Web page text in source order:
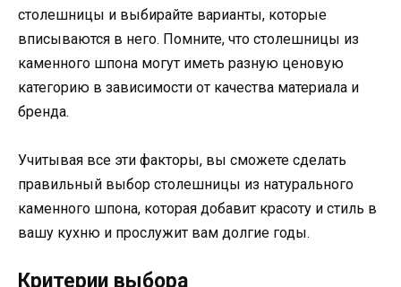
столешницы и выбирайте варианты, которые
вписываются в него. Помните, что столешницы из
каменного шпона могут иметь разную ценовую
категорию в зависимости от качества материала и
бренда.
Учитывая все эти факторы, вы сможете сделать
правильный выбор столешницы из натурального
каменного шпона, которая добавит красоту и стиль в
вашу кухню и прослужит вам долгие годы.
Критерии выбора